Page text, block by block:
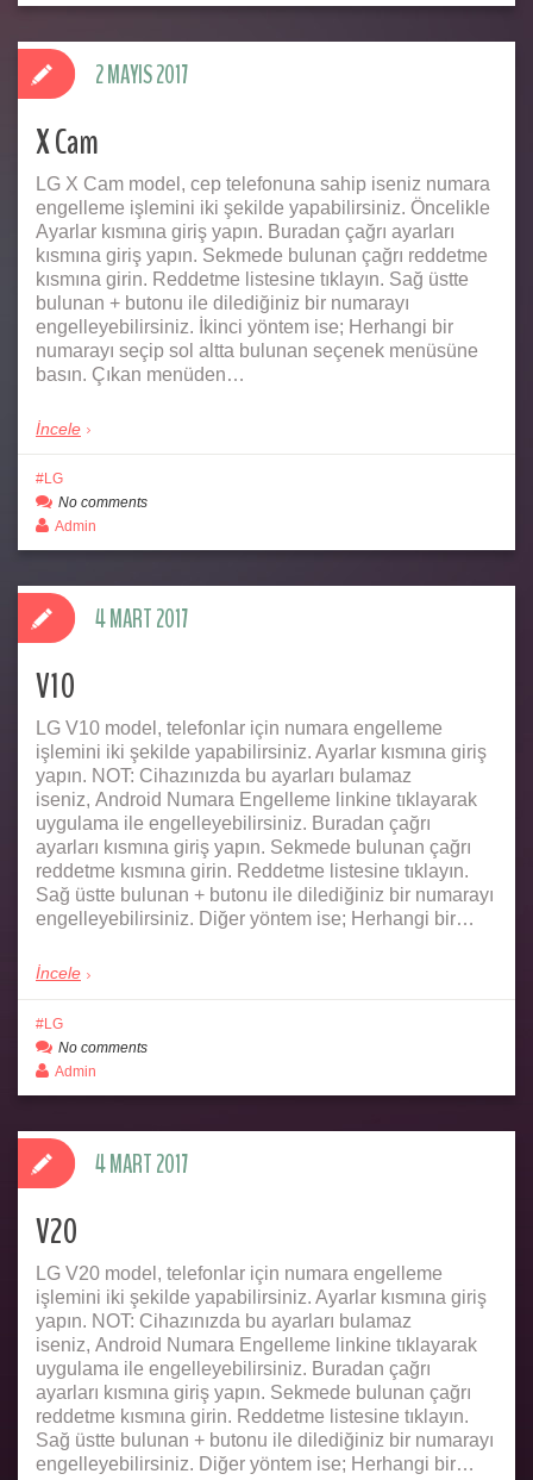
X Cam
LG X Cam model, cep telefonuna sahip iseniz numara
engelleme işlemini iki şekilde yapabilirsiniz. Öncelikle
Ayarlar kısmına giriş yapın. Buradan çağrı ayarları
kısmına giriş yapın. Sekmede bulunan çağrı reddetme
kısmına girin. Reddetme listesine tıklayın. Sağ üstte
bulunan + butonu ile dilediğiniz bir numarayı
engelleyebilirsiniz. İkinci yöntem ise; Herhangi bir
numarayı seçip sol altta bulunan seçenek menüsüne
basın. Çıkan menüden…
İncele
2 MAYIS 2017
LG
No comments
Admin
V10
LG V10 model, telefonlar için numara engelleme
işlemini iki şekilde yapabilirsiniz. Ayarlar kısmına giriş
yapın. NOT: Cihazınızda bu ayarları bulamaz
iseniz, Android Numara Engelleme linkine tıklayarak
uygulama ile engelleyebilirsiniz. Buradan çağrı
ayarları kısmına giriş yapın. Sekmede bulunan çağrı
reddetme kısmına girin. Reddetme listesine tıklayın.
Sağ üstte bulunan + butonu ile dilediğiniz bir numarayı
engelleyebilirsiniz. Diğer yöntem ise; Herhangi bir…
İncele
4 MART 2017
LG
No comments
Admin
V20
LG V20 model, telefonlar için numara engelleme
işlemini iki şekilde yapabilirsiniz. Ayarlar kısmına giriş
yapın. NOT: Cihazınızda bu ayarları bulamaz
iseniz, Android Numara Engelleme linkine tıklayarak
uygulama ile engelleyebilirsiniz. Buradan çağrı
ayarları kısmına giriş yapın. Sekmede bulunan çağrı
reddetme kısmına girin. Reddetme listesine tıklayın.
Sağ üstte bulunan + butonu ile dilediğiniz bir numarayı
engelleyebilirsiniz. Diğer yöntem ise; Herhangi bir…
4 MART 2017